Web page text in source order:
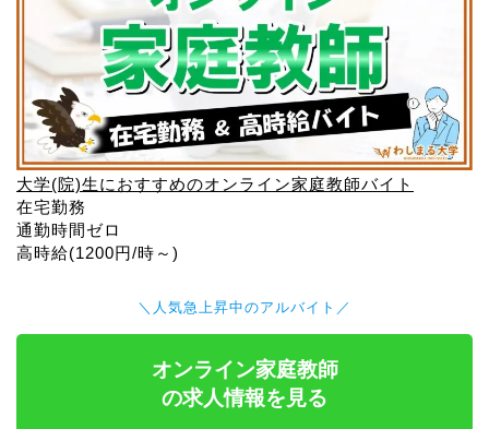
大学(院)生におすすめのオンライン家庭教師バイト
在宅勤務
通勤時間ゼロ
高時給(1200円/時～)
＼人気急上昇中のアルバイト／
オンライン家庭教師
の求人情報を見る